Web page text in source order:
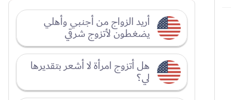
أريد الزواج من أجنبي وأهلي
يضغطون لأتزوج شرقي
هل أتزوج امرأة لا أشعر بتقديرها
لي؟